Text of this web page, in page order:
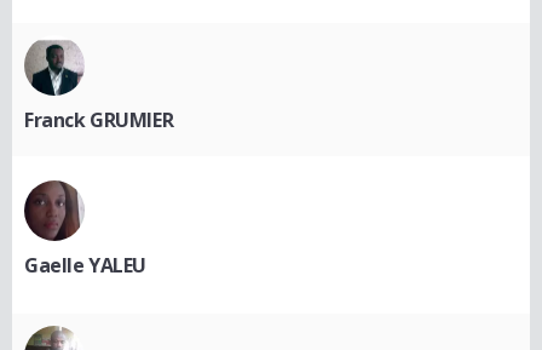
Franck GRUMIER
Gaelle YALEU